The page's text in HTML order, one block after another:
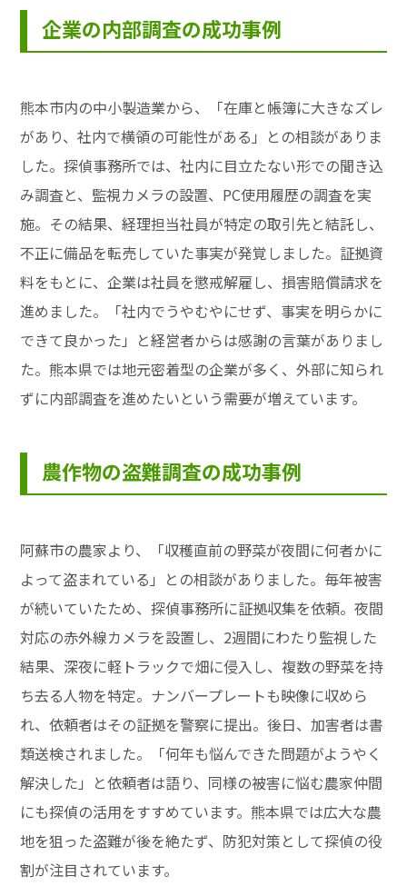
企業の内部調査の成功事例
熊本市内の中小製造業から、「在庫と帳簿に大きなズレ
があり、社内で横領の可能性がある」との相談がありま
した。探偵事務所では、社内に目立たない形での聞き込
み調査と、監視カメラの設置、PC使用履歴の調査を実
施。その結果、経理担当社員が特定の取引先と結託し、
不正に備品を転売していた事実が発覚しました。証拠資
料をもとに、企業は社員を懲戒解雇し、損害賠償請求を
進めました。「社内でうやむやにせず、事実を明らかに
できて良かった」と経営者からは感謝の言葉がありまし
た。熊本県では地元密着型の企業が多く、外部に知られ
ずに内部調査を進めたいという需要が増えています。
農作物の盗難調査の成功事例
阿蘇市の農家より、「収穫直前の野菜が夜間に何者かに
よって盗まれている」との相談がありました。毎年被害
が続いていたため、探偵事務所に証拠収集を依頼。夜間
対応の赤外線カメラを設置し、2週間にわたり監視した
結果、深夜に軽トラックで畑に侵入し、複数の野菜を持
ち去る人物を特定。ナンバープレートも映像に収めら
れ、依頼者はその証拠を警察に提出。後日、加害者は書
類送検されました。「何年も悩んできた問題がようやく
解決した」と依頼者は語り、同様の被害に悩む農家仲間
にも探偵の活用をすすめています。熊本県では広大な農
地を狙った盗難が後を絶たず、防犯対策として探偵の役
割が注目されています。